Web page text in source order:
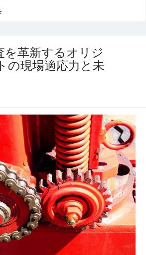
を革新するオリジ
の現場適応力と未